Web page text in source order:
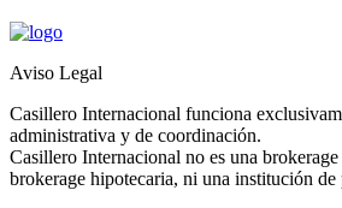
Aviso Legal
Casillero Internacional funciona
administrativa y de coordinación.
Casillero Internacional no es una
brokerage hipotecaria, ni una institución de